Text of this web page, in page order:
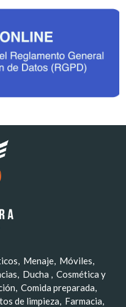
Menaje Móviles
Ducha
Cosmética y
Comida preparada
de limpieza Farmacia